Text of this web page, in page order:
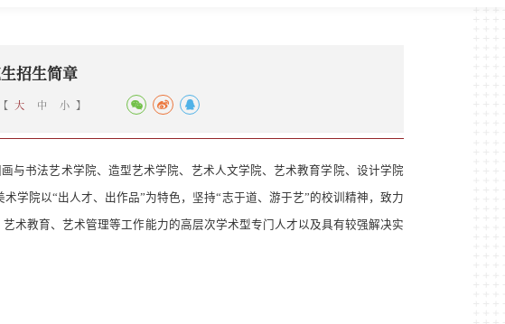
招生简章
【 大 中 小 】
与书法艺术学院、造型艺术学院、艺术人文学院、艺术教育学院、设计学院
术学院以“出人才、出作品”为特色，坚持“志于道、游于艺”的校训精神，致力
术教育、艺术管理等工作能力的高层次学术型专门人才以及具有较强解决实